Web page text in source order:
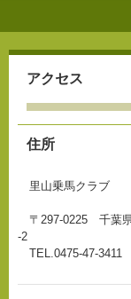
アクセス
住所
里山乗馬クラブ
〒297-0225 千葉県
-2
TEL.0475-47-3411